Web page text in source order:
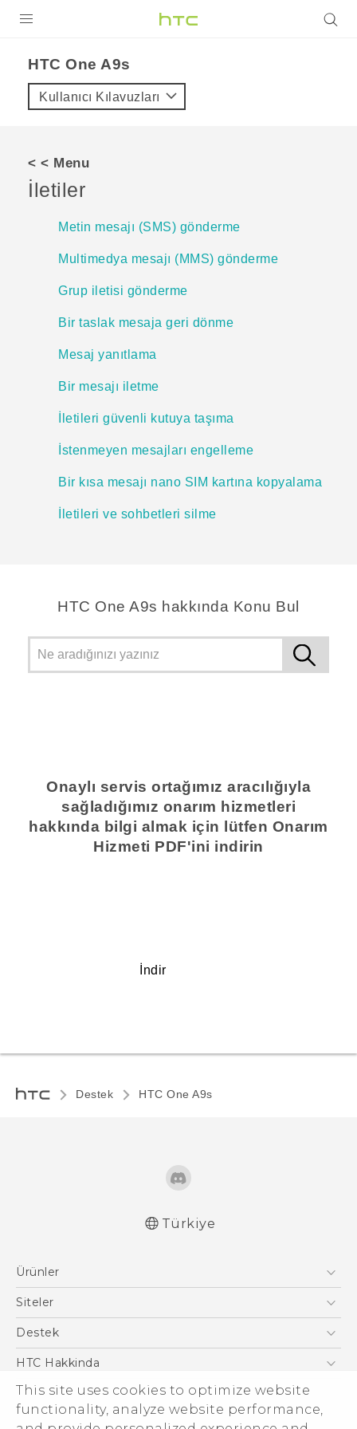
This site uses cookies to optimize website
functionality, analyze website performance,
VIVE
VIVERSE
DESTEK
HTC One A9s‎
Kullanıcı Kılavuzları
< < Menu
İletiler
Metin mesajı (SMS) gönderme
Multimedya mesajı (MMS) gönderme
Grup iletisi gönderme
Bir taslak mesaja geri dönme
Mesaj yanıtlama
Bir mesajı iletme
İletileri güvenli kutuya taşıma
İstenmeyen mesajları engelleme
Bir kısa mesajı nano SIM kartına kopyalama
İletileri ve sohbetleri silme
HTC One A9s hakkında Konu Bul
Onaylı servis ortağımız aracılığıyla
sağladığımız onarım hizmetleri
hakkında bilgi almak için lütfen Onarım
Hizmeti PDF'ini indirin
İndir
Destek HTC One A9s‎
English - User manual
Türkiye
Ürünler
Akıllı Telefonlar
VIVE
Siteler
HTC Dev
Destek
Destek Merkezi
HTC Hakkinda
ESG
Yatırımcı (İNGİLİZCE)